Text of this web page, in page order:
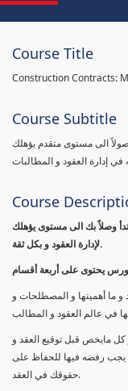
Course Title
Construction Contracts:
Course Subtitle
الى مستوى متقدم يؤهلك
في إدارة العقود و المطالبات
Course
وصلاً بك الى مستوى يؤهلك
لإدارة العقود و بكل ثقة.
أهميتها و المصطلحات و
في عالم العقود و المطالب
مايخص قبل توقيع العقد و
يجب رفضه فيها للحفاظ على
حقوقك في العقد.